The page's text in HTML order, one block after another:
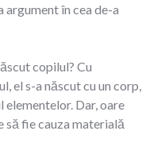
în cea de-a
copilul? Cu
el s-a născut cu un corp,
elementelor. Dar, oare
să fie cauza materială